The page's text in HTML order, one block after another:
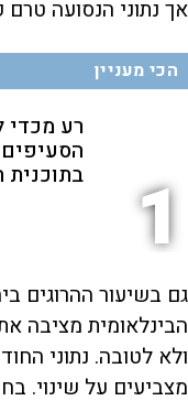
אך נתוני הנסועה טרם
הכי מעניין
1
רע מכדי
בתוכנית
גם בשיעור ההרוגים
הבינלאומית מציבה